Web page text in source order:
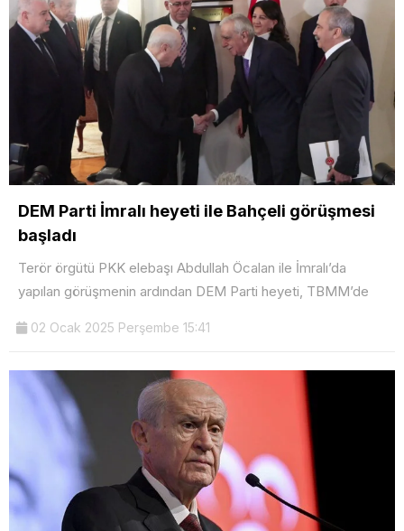
DEM Parti İmralı heyeti ile Bahçeli görüşmesi
başladı
Terör örgütü PKK elebaşı Abdullah Öcalan ile İmralı’da
yapılan görüşmenin ardından DEM Parti heyeti, TBMM’de
02 Ocak 2025 Perşembe 15:41